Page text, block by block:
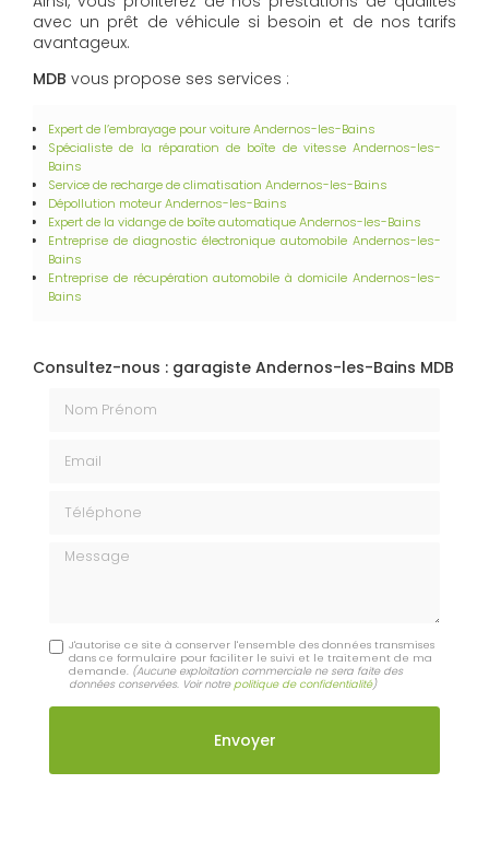
avec un prêt de véhicule si besoin et de nos tarifs
avantageux.
MDB vous propose ses services :
Expert de l’embrayage pour voitureAndernos-les-Bains
Spécialiste de la réparation de boîte de vitesseAndernos-les-
Bains
Service de recharge de climatisation Andernos-les-Bains
Dépollution moteurAndernos-les-Bains
Expert de la vidange de boîte automatiqueAndernos-les-Bains
Entreprise de diagnostic électronique automobile​​​​​​​ Andernos-les-
Bains
Entreprise de récupération automobile à domicile​​​​​​​ Andernos-les-
Bains
Consultez-nous : garagiste Andernos-les-Bains MDB
Message
J'autorise ce site à conserver l'ensemble des données transmises
dans ce formulaire pour faciliter le suivi et le traitement de ma
demande. (Aucune exploitation commerciale ne sera faite des
données conservées. Voir notrepolitique de confidentialité)